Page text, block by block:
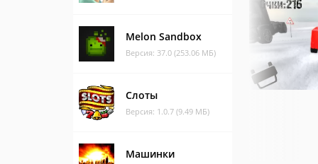
Melon Sandbox
Версия: 37.0 (253.06 МБ)
Слоты
Версия: 1.0.7 (9.49 МБ)
Машинки